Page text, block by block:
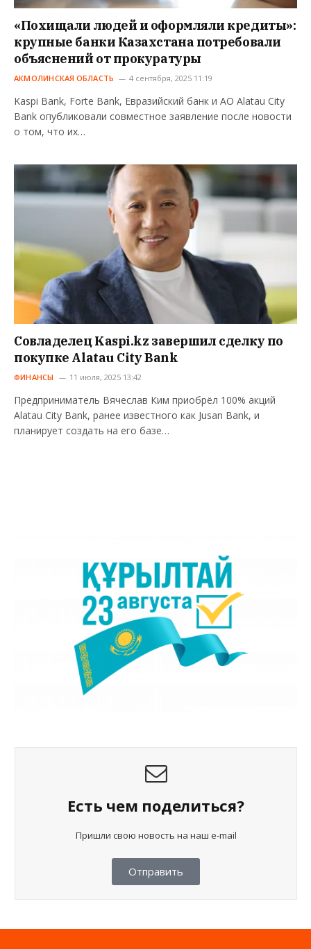
«Похищали людей и оформляли кредиты»:
крупные банки Казахстана потребовали
объяснений от прокуратуры
АКМОЛИНСКАЯ ОБЛАСТЬ 4 сентября, 2025 11:19
Kaspi Bank, Forte Bank, Евразийский банк и АО Alatau City
Bank опубликовали совместное заявление после новости
о том, что их…
Совладелец Kaspi.kz завершил сделку по
покупке Alatau City Bank
ФИНАНСЫ 11 июля, 2025 13:42
Предприниматель Вячеслав Ким приобрёл 100% акций
Alatau City Bank, ранее известного как Jusan Bank, и
планирует создать на его базе…
Есть чем поделиться?
Пришли свою новость на наш e-mail
Отправить